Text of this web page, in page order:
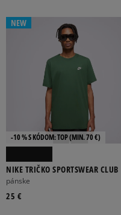
NEW
-10 % S KÓDOM: TOP (MIN. 70 €)
NIKE TRIČKO SPORTSWEAR CLUB
pánske
25 €